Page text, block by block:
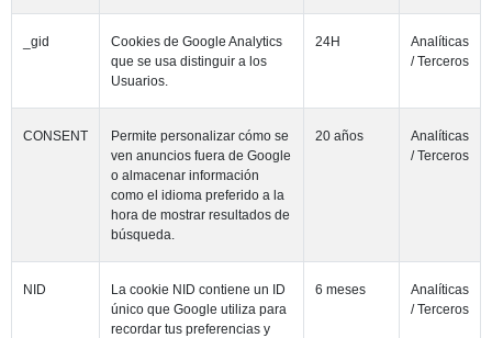
_gid
Cookies de Google Analytics
que se usa distinguir a los
Usuarios.
24H
Analíticas
/ Terceros
CONSENT
Permite personalizar cómo se
ven anuncios fuera de Google
o almacenar información
como el idioma preferido a la
hora de mostrar resultados de
búsqueda.
20 años
Analíticas
/ Terceros
NID
La cookie NID contiene un ID
único que Google utiliza para
recordar tus preferencias y
6 meses
Analíticas
/ Terceros